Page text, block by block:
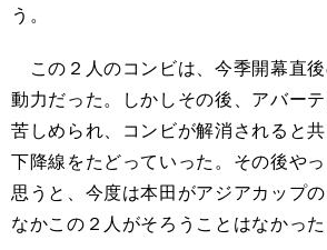
う。
この２人のコンビは、今季開幕直
動力だった。しかしその後、アバー
苦しめられ、コンビが解消されると
下降線をたどっていった。その後や
思うと、今度は本田がアジアカップ
なかこの２人がそろうことはなかった